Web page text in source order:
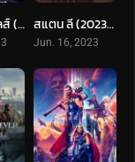
เดอะ มาร์เวลส์ (2023) The Marvels สแตน ลี (2023) Lee Stan
Jun. 16, 2023